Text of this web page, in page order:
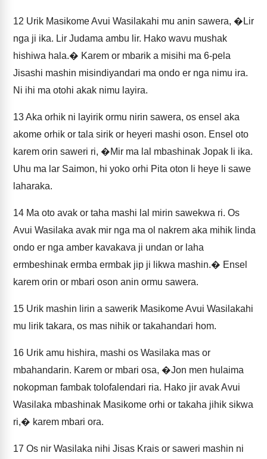
12 Urik Masikome Avui Wasilakahi mu anin sawera, �Lir
nga ji ika. Lir Judama ambu lir. Hako wavu mushak
hishiwa hala.� Karem or mbarik a misihi ma 6-pela
Jisashi mashin misindiyandari ma ondo er nga nimu ira.
Ni ihi ma otohi akak nimu layira.
13Aka orhik ni layirik ormu nirin sawera, os ensel aka
akome orhik or tala sirik or heyeri mashi oson. Ensel oto
karem orin saweri ri, �Mir ma lal mbashinak Jopak li ika.
Uhu ma lar Saimon, hi yoko orhi Pita oton li heye li sawe
laharaka.
14 Ma oto avak or taha mashi lal mirin sawekwa ri. Os
Avui Wasilaka avak mir nga ma ol nakrem aka mihik linda
ondo er nga amber kavakava ji undan or laha
ermbeshinak ermba ermbak jip ji likwa mashin.� Ensel
karem orin or mbari oson anin ormu sawera.
15 Urik mashin lirin a sawerik Masikome Avui Wasilakahi
mu lirik takara, os mas nihik or takahandari hom.
16 Urik amu hishira, mashi os Wasilaka mas or
mbahandarin. Karem or mbari osa, �Jon men hulaima
nokopman fambak tolofalendari ria. Hako jir avak Avui
Wasilaka mbashinak Masikome orhi or takaha jihik sikwa
ri,� karem mbari ora.
17 Os nir Wasilaka nihi Jisas Krais or saweri mashin ni